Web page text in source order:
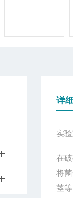
详
实
在
将
茎